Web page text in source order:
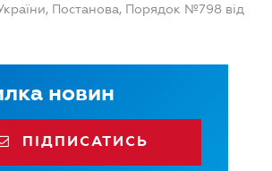
України, Постанова, Порядок №798 від
новин
ПІДПИСАТИСЬ